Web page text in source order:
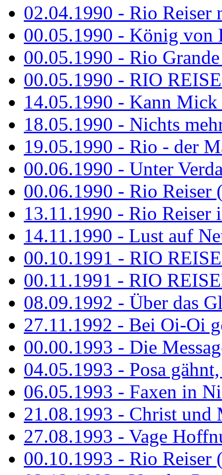
02.04.1990 - Rio
00.05.1990 - König von
00.05.1990 - Rio
00.05.1990 - RIO
14.05.1990 - Kann Mick
18.05.1990 - Nichts
19.05.1990 - Rio - der
00.06.1990 - Unter
00.06.1990 - Rio Reiser
13.11.1990 - Rio Reiser
14.11.1990 - Lust auf
00.10.1991 - RIO
00.11.1991 - RIO
08.09.1992 - Über das
27.11.1992 - Bei Oi-Oi
00.00.1993 - Die
04.05.1993 - Posa
06.05.1993 - Faxen in
21.08.1993 - Christ und
27.08.1993 - Vage
00.10.1993 - Rio Reiser